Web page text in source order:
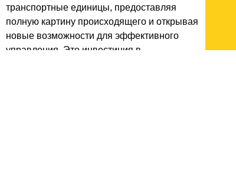
транспортные единицы, предоставляя
полную картину происходящего и открывая
новые возможности для эффективного
управления. Это инвестиция в